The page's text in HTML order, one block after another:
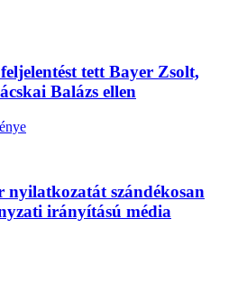
tett Bayer Zsolt,
Balázs ellen
nyilatkozatát szándékosan
irányítású média